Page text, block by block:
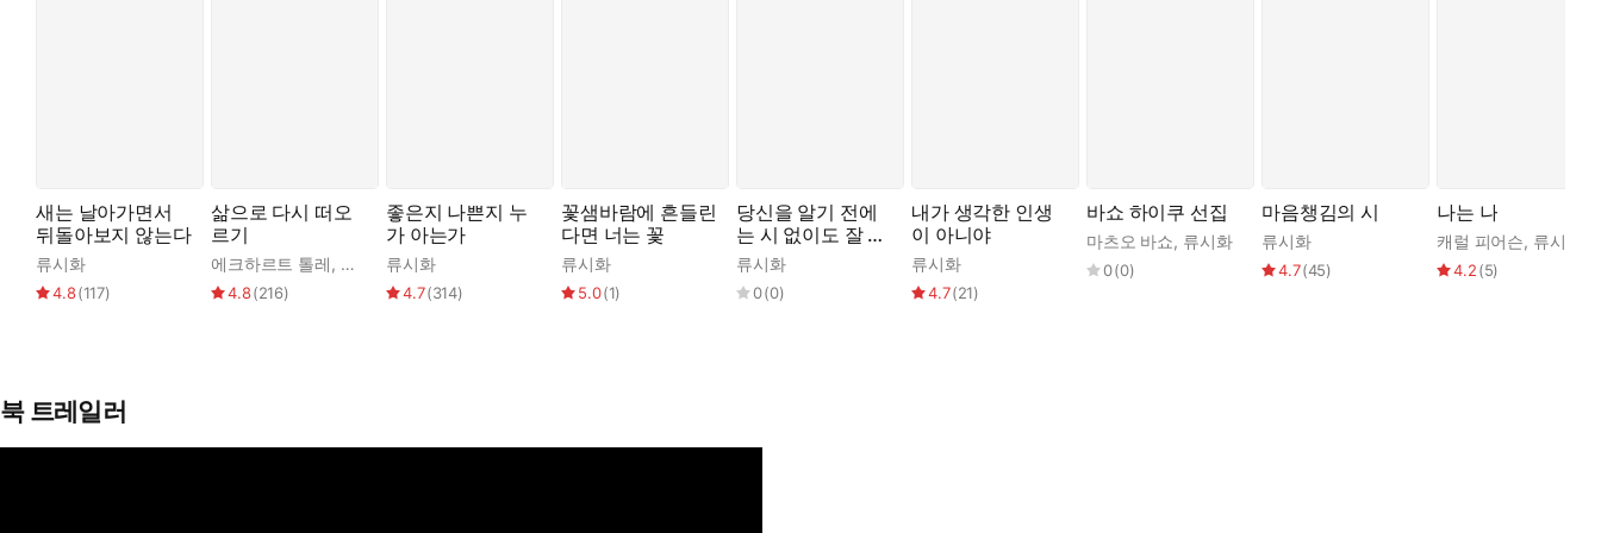
새는 날아가면서
뒤돌아보지 않는다
류시화
4.8(117)
삶으로 다시 떠오
르기
에크하르트 톨레, 류시화
4.8(216)
좋은지 나쁜지 누
가 아는가
류시화
4.7(314)
꽃샘바람에 흔들린
다면 너는 꽃
류시화
5.0(1)
당신을 알기 전에
는 시 없이도 잘 지
냈습니다
류시화
0(0)
내가 생각한 인생
이 아니야
류시화
4.7(21)
바쇼 하이쿠 선집
마츠오 바쇼, 류시화
0(0)
마음챙김의 시
류시화
4.7(45)
나는 나
캐럴 피어슨, 류시화
4.2(5)
북 트레일러